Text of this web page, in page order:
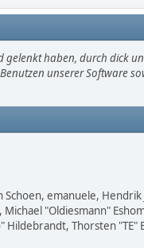
gelenkt haben, durch dick
unserer Software
emanuele, Hendrik
"Oldiesmann"
Hildebrandt, Thorsten "TE"